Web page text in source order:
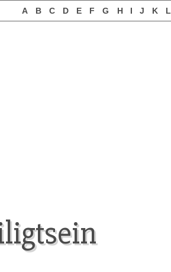
A B C D E F G H I J K